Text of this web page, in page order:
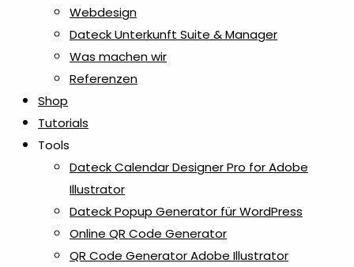
Webdesign
Dateck Unterkunft Suite & Manager
Was machen wir
Referenzen
Shop
Tutorials
Tools
Dateck Calendar Designer Pro for Adobe
Illustrator
Dateck Popup Generator für WordPress
Online QR Code Generator
QR Code Generator Adobe Illustrator